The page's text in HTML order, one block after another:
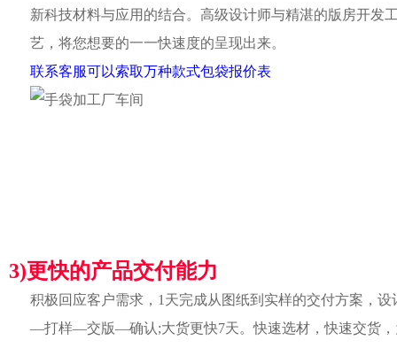
新科技材料与应用的结合。高级设计师与精湛的版房开发
艺，将您想要的一一快速度的呈现出来。
联系客服可以索取万种款式包袋报价表
3)更快的产品交付能力
积极回应客户需求，1天完成从图纸到实样的交付方案，设
—打样—交版—确认;大货更快7天。快速选材，快速交货